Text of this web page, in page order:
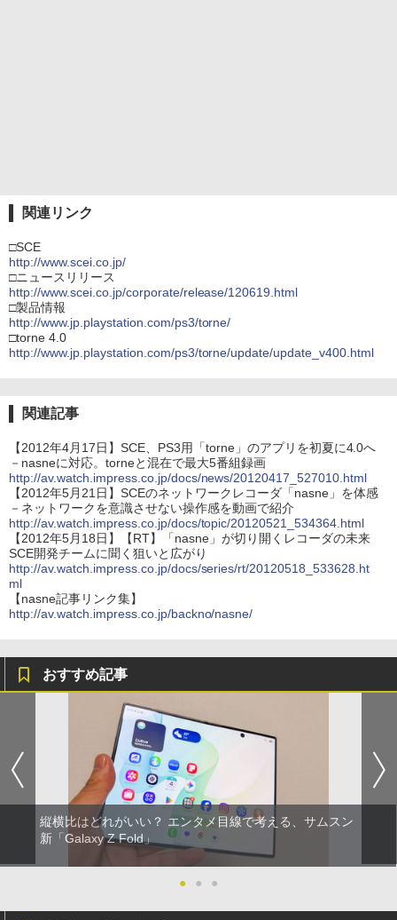
関連リンク
□SCE
http://www.scei.co.jp/
□ニュースリリース
http://www.scei.co.jp/corporate/release/120619.html
□製品情報
http://www.jp.playstation.com/ps3/torne/
□torne 4.0
http://www.jp.playstation.com/ps3/torne/update/update_v400.html
関連記事
【2012年4月17日】SCE、PS3用「torne」のアプリを初夏に4.0へ
－nasneに対応。torneと混在で最大5番組録画
http://av.watch.impress.co.jp/docs/news/20120417_527010.html
【2012年5月21日】SCEのネットワークレコーダ「nasne」を体感
－ネットワークを意識させない操作感を動画で紹介
http://av.watch.impress.co.jp/docs/topic/20120521_534364.html
【2012年5月18日】【RT】「nasne」が切り開くレコーダの未来
SCE開発チームに聞く狙いと広がり
http://av.watch.impress.co.jp/docs/series/rt/20120518_533628.ht
ml
【nasne記事リンク集】
http://av.watch.impress.co.jp/backno/nasne/
おすすめ記事
縦横比はどれがいい？ エンタメ目線で考える、サムスン
新「Galaxy Z Fold」
● ● ●